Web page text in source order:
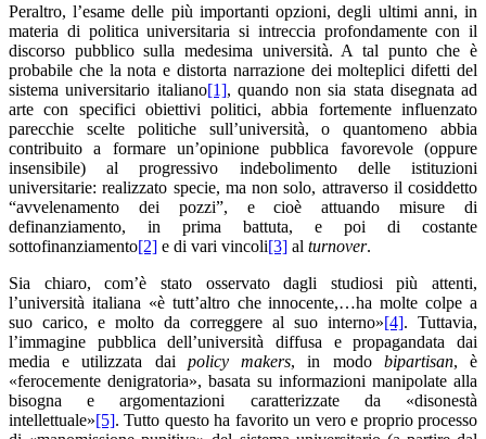
Peraltro, l’esame delle più importanti opzioni, degli ultimi anni, in
materia di politica universitaria si intreccia profondamente con il
discorso pubblico sulla medesima università. A tal punto che è
probabile che la nota e distorta narrazione dei molteplici difetti del
sistema universitario italiano[1], quando non sia stata disegnata ad
arte con specifici obiettivi politici, abbia fortemente influenzato
parecchie scelte politiche sull’università, o quantomeno abbia
contribuito a formare un’opinione pubblica favorevole (oppure
insensibile) al progressivo indebolimento delle istituzioni
universitarie: realizzato specie, ma non solo, attraverso il cosiddetto
“avvelenamento dei pozzi”, e cioè attuando misure di
definanziamento, in prima battuta, e poi di costante
sottofinanziamento[2] e di vari vincoli[3] al turnover.
Sia chiaro, com’è stato osservato dagli studiosi più attenti,
l’università italiana «è tutt’altro che innocente,…ha molte colpe a
suo carico, e molto da correggere al suo interno»[4]. Tuttavia,
l’immagine pubblica dell’università diffusa e propagandata dai
media e utilizzata dai policy makers, in modo bipartisan, è
«ferocemente denigratoria», basata su informazioni manipolate alla
bisogna e argomentazioni caratterizzate da «disonestà
intellettuale»[5]. Tutto questo ha favorito un vero e proprio processo